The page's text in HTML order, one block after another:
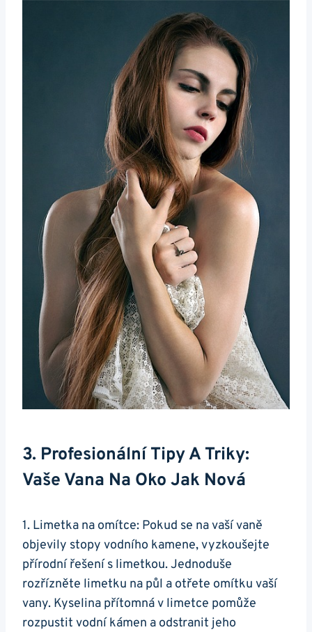
3. Profesionální Tipy A Triky:
Vaše Vana Na Oko Jak Nová
1. Limetka na omítce: Pokud se na vaší vaně
objevily stopy vodního kamene, vyzkoušejte
přírodní řešení s limetkou. Jednoduše
rozřízněte limetku na půl a otřete omítku vaší
vany. Kyselina přítomná v limetce pomůže
rozpustit vodní kámen a odstranit jeho